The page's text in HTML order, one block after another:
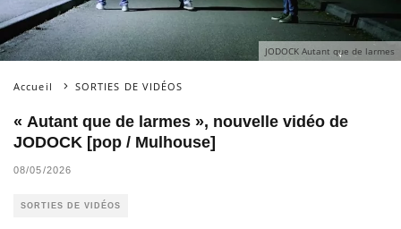
JODOCK Autant que de larmes
Accueil SORTIES DE VIDÉOS
« Autant que de larmes », nouvelle vidéo de
JODOCK [pop / Mulhouse]
08/05/2026
SORTIES DE VIDÉOS